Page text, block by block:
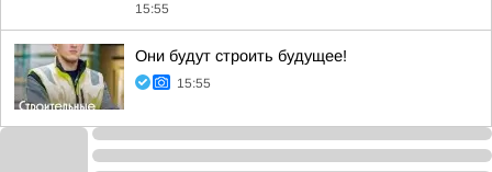
15:55
Они будут строить будущее!
15:55